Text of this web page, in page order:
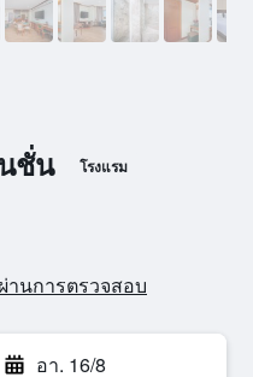
ชั่น โรงแรม
นการตรวจสอบ
อา. 16/8